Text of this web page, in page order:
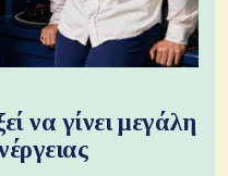
να γίνει μεγάλη